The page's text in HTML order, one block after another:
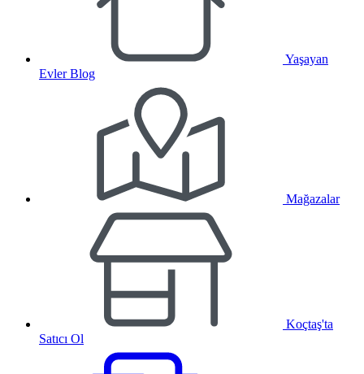
Yaşayan
Evler Blog
Mağazalar
Koçtaş'ta
Satıcı Ol